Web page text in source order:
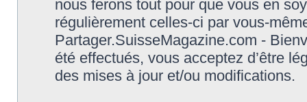
nous ferons tout pour que vous en
régulièrement celles-ci par vous-
Partager.SuisseMagazine.com -
été effectués, vous acceptez d’être
des mises à jour et/ou modifications.